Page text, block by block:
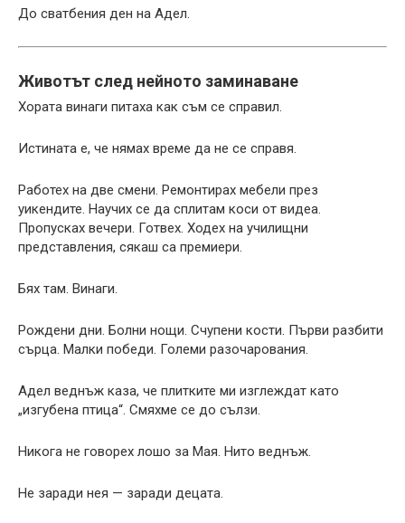
До сватбения ден на Адел.
Животът след нейното заминаване
Хората винаги питаха как съм се справил.
Истината е, че нямах време да не се справя.
Работех на две смени. Ремонтирах мебели през
уикендите. Научих се да сплитам коси от видеа.
Пропусках вечери. Готвех. Ходех на училищни
представления, сякаш са премиери.
Бях там. Винаги.
Рождени дни. Болни нощи. Счупени кости. Първи разбити
сърца. Малки победи. Големи разочарования.
Адел веднъж каза, че плитките ми изглеждат като
„изгубена птица“. Смяхме се до сълзи.
Никога не говорех лошо за Мая. Нито веднъж.
Не заради нея — заради децата.